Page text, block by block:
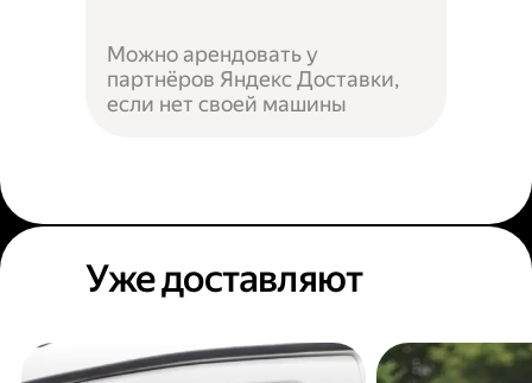
Можно арендовать у
партнёров Яндекс Доставки,
если нет своей машины
Уже доставляют